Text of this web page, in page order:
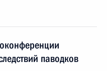
паводков